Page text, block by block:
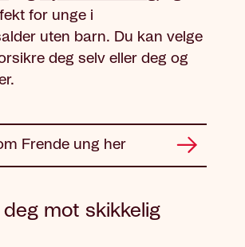
for unge i
uten barn. Du kan velge
deg selv eller deg og
Frende ung her
deg mot skikkelig